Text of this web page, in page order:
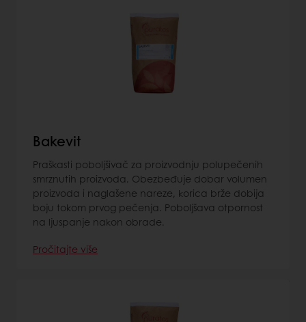
Bakevit
Praškasti poboljšivač za proizvodnju polupečenih
smrznutih proizvoda. Obezbeđuje dobar volumen
proizvoda i naglašene nareze, korica brže dobija
boju tokom prvog pečenja. Poboljšava otpornost
na ljuspanje nakon obrade.
Pročitajte više